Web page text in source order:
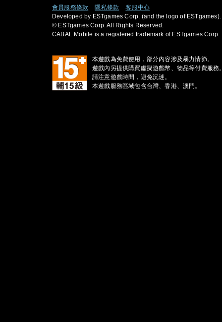
會員服務條款 隱私條款
客服中心
Developed by ESTgames Corp. (and the logo of ESTgames).
© ESTgames Corp. All Rights Reserved.
CABAL Mobile is a registered trademark of ESTgames Corp.
本遊戲為免費使用，部分內容涉及暴力情節。
遊戲內另提供購買虛擬遊戲幣、物品等付費服務
請注意遊戲時間，避免沉迷。
本遊戲服務區域包含台灣、香港、澳門。